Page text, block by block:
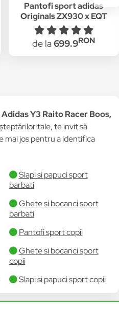
Pantofi sport adidas
Originals ZX930 x EQT
"Never Made Pack"
G26806, Gri/Verde
de la699.9RON
Y3 Raito Racer Boos,
tale, te invit să
mai jos pentru a identifica
Slapi si papuci sport
barbati
Ghete si bocanci sport
barbati
Pantofi sport copii
Ghete si bocanci sport
copii
Slapi si papuci sport copii